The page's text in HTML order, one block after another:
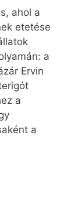
ahol a
etetése
a
Ervin
a
a